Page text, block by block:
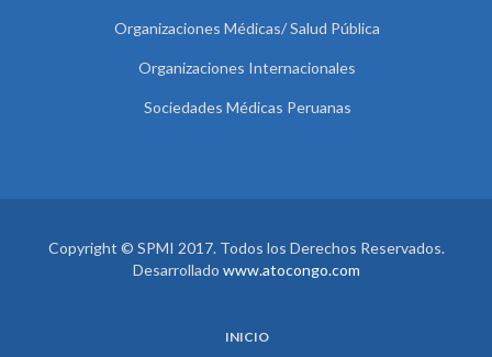
Organizaciones Médicas/ Salud Pública
Organizaciones Internacionales
Sociedades Médicas Peruanas
Copyright © SPMI 2017. Todos los Derechos Reservados.
Desarrollado www.atocongo.com
INICIO